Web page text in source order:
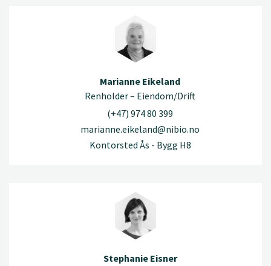
Marianne Eikeland
Renholder – Eiendom/Drift
(+47) 974 80 399
marianne.eikeland@nibio.no
Kontorsted Ås - Bygg H8
Stephanie Eisner